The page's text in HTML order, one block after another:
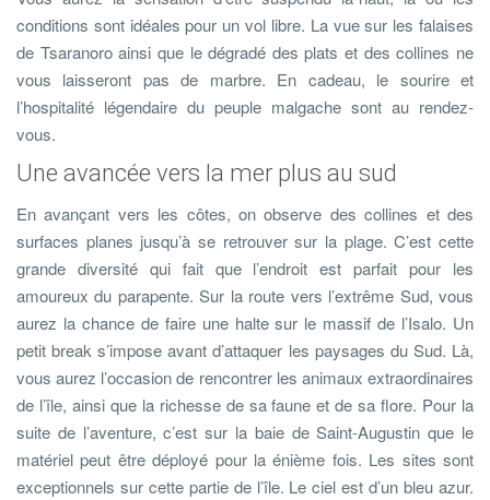
conditions sont idéales pour un vol libre. La vue sur les falaises
de Tsaranoro ainsi que le dégradé des plats et des collines ne
vous laisseront pas de marbre. En cadeau, le sourire et
l’hospitalité légendaire du peuple malgache sont au rendez-
vous.
Une avancée vers la mer plus au sud
En avançant vers les côtes, on observe des collines et des
surfaces planes jusqu’à se retrouver sur la plage. C’est cette
grande diversité qui fait que l’endroit est parfait pour les
amoureux du parapente. Sur la route vers l’extrême Sud, vous
aurez la chance de faire une halte sur le massif de l’Isalo. Un
petit break s’impose avant d’attaquer les paysages du Sud. Là,
vous aurez l’occasion de rencontrer les animaux extraordinaires
de l’île, ainsi que la richesse de sa faune et de sa flore. Pour la
suite de l’aventure, c’est sur la baie de Saint-Augustin que le
matériel peut être déployé pour la énième fois. Les sites sont
exceptionnels sur cette partie de l’île. Le ciel est d’un bleu azur.